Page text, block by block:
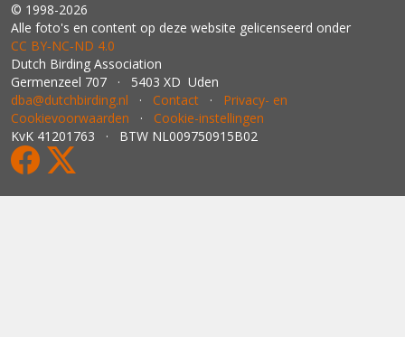
© 1998-2026
Alle foto's en content op deze website gelicenseerd onder
CC BY‑NC‑ND 4.0
Dutch Birding Association
Germenzeel 707 · 5403 XD Uden
dba@dutchbirding.nl · Contact · Privacy- en
Cookievoorwaarden · Cookie-instellingen
KvK 41201763 · BTW NL009750915B02